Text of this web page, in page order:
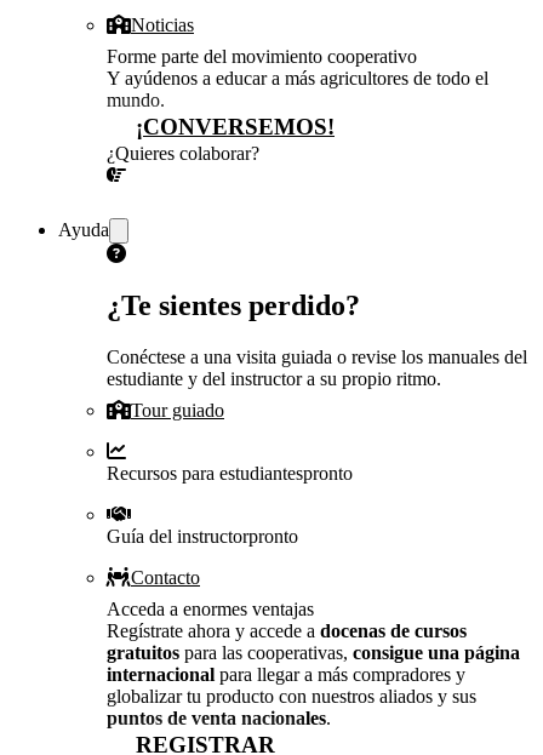
Noticias
Forme parte del movimiento cooperativo
Y ayúdenos a educar a más agricultores de todo el
mundo.
¡CONVERSEMOS!
¿Quieres colaborar?
Ayuda
¿Te sientes perdido?
Conéctese a una visita guiada o revise los manuales del
estudiante y del instructor a su propio ritmo.
Tour guiado
Recursos para estudiantespronto
Guía del instructorpronto
Contacto
Acceda a enormes ventajas
Regístrate ahora y accede a docenas de cursos
gratuitos para las cooperativas, consigue una página
internacional para llegar a más compradores y
globalizar tu producto con nuestros aliados y sus
puntos de venta nacionales.
REGISTRAR